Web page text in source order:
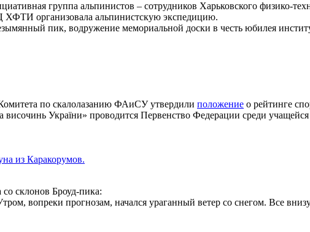
группа альпинистов – сотрудников Харьковского физико-
ХФТИ организовала альпинистскую экспедицию.
пик, водружение мемориальной доски в честь юбилея
по скалолазанию ФАиСУ утвердили положение о рейтинге
височинь України» проводится Первенство Федерации среди
из Каракорумов.
склонов Броуд-пика:
вопреки прогнозам, начался ураганный ветер со снегом. Все